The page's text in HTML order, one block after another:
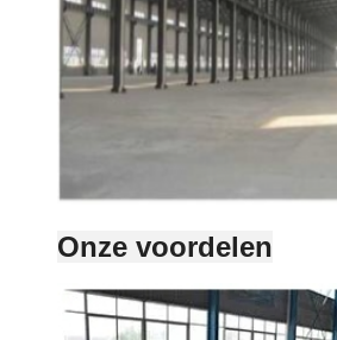
Onze voordelen